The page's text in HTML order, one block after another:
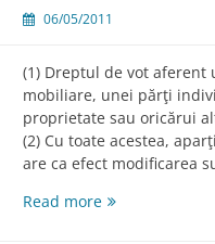
06/05/2011
(1) Dreptul de vot
mobiliare, unei părţi
proprietate sau oricărui
(2) Cu toate acestea,
are ca efect modificarea
Read moreArt.